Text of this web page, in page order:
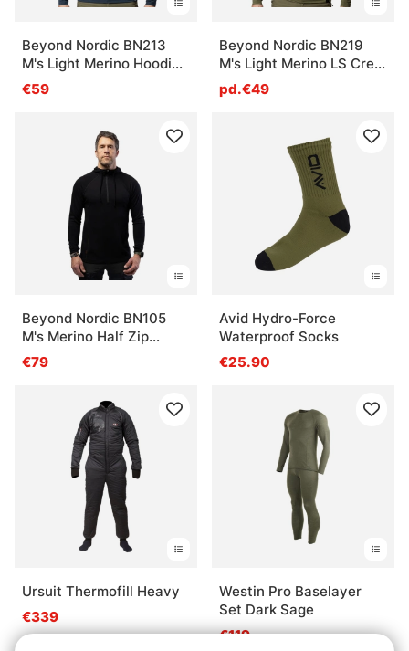
Beyond Nordic BN213
M's Light Merino Hoodie
Orion Blue
€59
Beyond Nordic BN219
M's Light Merino LS Crew
Moss Green
pd.€49
Beyond Nordic BN105
M's Merino Half Zip
Hoodie Onyx Black
€79
Avid Hydro-Force
Waterproof Socks
€25.90
Ursuit Thermofill Heavy
€339
Westin Pro Baselayer
Set Dark Sage
€119